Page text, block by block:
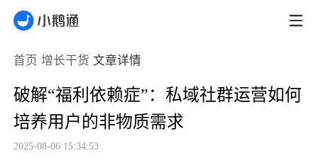
首页 增长干货 文章详情
破解“福利依赖症”：私域社群运营如何
培养用户的非物质需求
2025-08-06 15:34:53